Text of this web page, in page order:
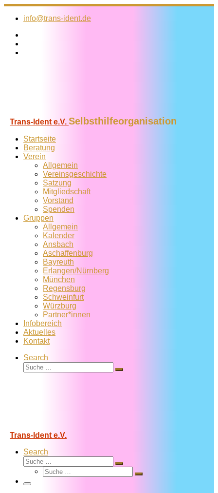
Zum
Inhalt
info@trans-ident.de
Trans-Ident e.V. Selbsthilfeorganisation
Startseite
Beratung
Verein
Allgemein
Vereins­geschichte
Satzung
Mitglied­schaft
Vorstand
Spenden
Gruppen
Allgemein
Kalender
Ansbach
Aschaffenburg
Bayreuth
Erlangen/Nürnberg
München
Regensburg
Schweinfurt
Würzburg
Partner*innen
Infobereich
Aktuelles
Kontakt
Search
Suche
Suche
Trans-Ident e.V.
Search
Suche
Suche
Suche
Suche
Menü